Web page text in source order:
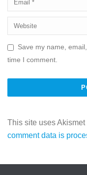
Save my name,
time I comment.
This site uses
comment data is